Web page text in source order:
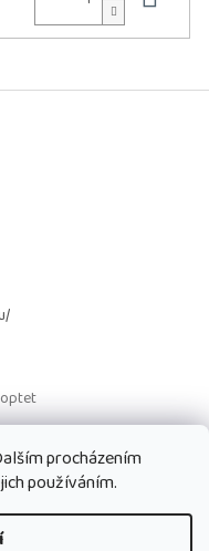
procházením
používáním.
. Všechna práva vyhrazena.